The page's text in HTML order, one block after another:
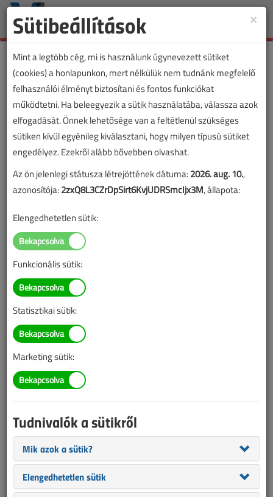
Toggle
Lapszám:
TARTALOM
35 éves a KNX
2025/10. lapszám| VL online | 716 |
A KNX egy az egész világon szabványosított épületautomatika
rendszer, amely lehetővé teszi a világítás, fűtés, hűtés, szellőzés,
egyéb épületfunkció integrált vezérlését.
×
Sütibeállítások
Mint a legtöbb cég, mi is használunk úgynevezett sütiket
(cookies) a honlapunkon, mert nélkülük nem tudnánk megfelelő
felhasználói élményt biztosítani és fontos funkciókat
működtetni. Ha beleegyezik a sütik használatába, válassza azok
elfogadását. Önnek lehetősége van a feltétlenül szükséges
sütiken kívül egyénileg kiválasztani, hogy milyen típusú sütiket
engedélyez. Ezekről alább bővebben olvashat.
Az ön jelenlegi státusza létrejöttének dátuma:2026. aug. 10.,
azonosítója:2zxQ8L3CZrDpSirt6KvjUDRSmcIjx3M, állapota:
Elengedhetetlen sütik:
Funkcionális sütik:
Statisztikai sütik:
Marketing sütik:
Tudnivalók a sütikről
Mik azok a sütik?
Elengedhetetlen sütik